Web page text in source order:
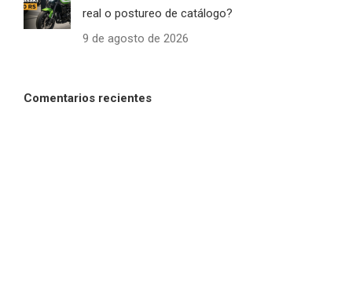
real o postureo de catálogo?
9 de agosto de 2026
Comentarios recientes